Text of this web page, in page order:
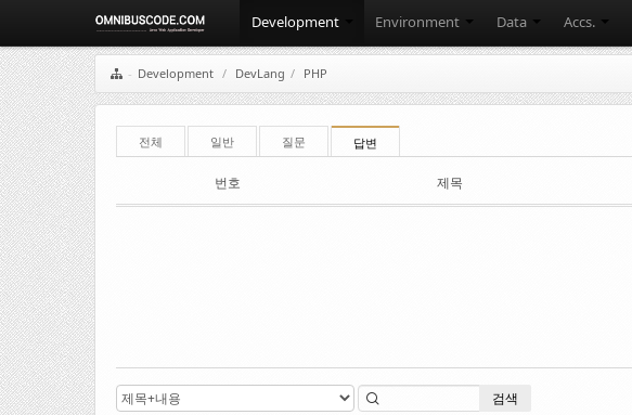
Development Environment Data Accs.
Development / DevLang / PHP
전체 일반 질문 답변
번호 제목
검색